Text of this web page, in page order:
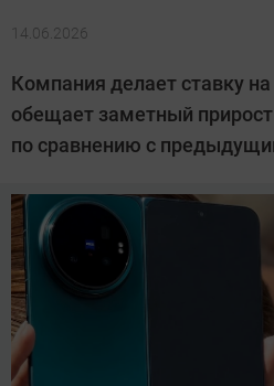
14.06.2026
Автор:
Довлатова
Компания делает ставку
обещает заметный
по сравнению с